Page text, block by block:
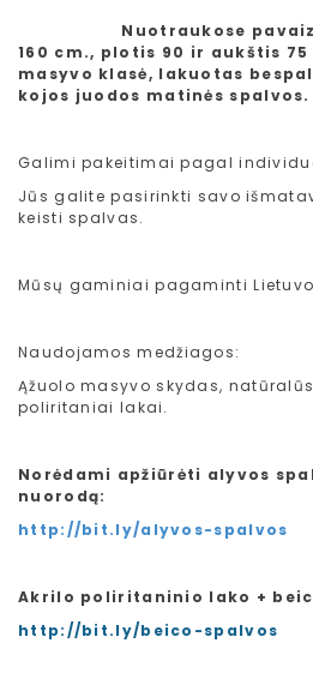
Nuotraukose
160 cm., plotis 90 ir aukštis 75
masyvo klasė, lakuotas
kojos juodos matinės spalvos.
Galimi pakeitimai pagal
Jūs galite pasirinkti savo
keisti spalvas.
Mūsų gaminiai pagaminti
Naudojamos medžiagos:
Ąžuolo masyvo skydas,
poliritaniai lakai.
Norėdami apžiūrėti alyvos
nuorodą:
http://bit.ly/alyvos-spalvos
Akrilo poliritaninio lako +
http://bit.ly/beico-spalvos